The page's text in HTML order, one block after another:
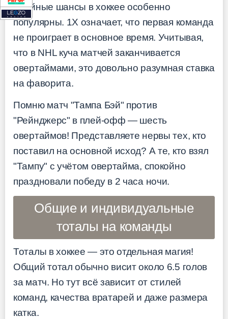
Двойные шансы в хоккее особенно
популярны. 1X означает, что первая команда
не проиграет в основное время. Учитывая,
что в NHL куча матчей заканчивается
овертаймами, это довольно разумная ставка
на фаворита.
Помню матч "Тампа Бэй" против
"Рейнджерс" в плей-офф — шесть
овертаймов! Представляете нервы тех, кто
поставил на основной исход? А те, кто взял
"Тампу" с учётом овертайма, спокойно
праздновали победу в 2 часа ночи.
Общие и индивидуальные
тоталы на команды
Тоталы в хоккее — это отдельная магия!
Общий тотал обычно висит около 6.5 голов
за матч. Но тут всё зависит от стилей
команд, качества вратарей и даже размера
катка.